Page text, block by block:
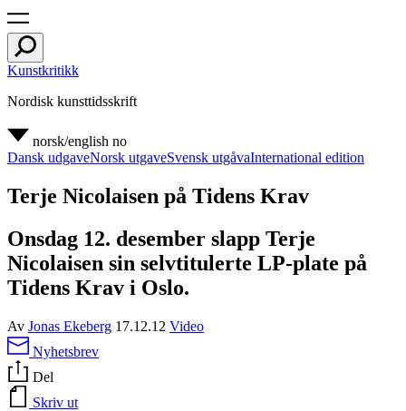
Kunstkritikk
Nordisk kunsttidsskrift
norsk/english no
Dansk udgaveNorsk utgaveSvensk utgåvaInternational edition
Terje Nicolaisen på Tidens Krav
Onsdag 12. desember slapp Terje
Nicolaisen sin selvtitulerte LP-plate på
Tidens Krav i Oslo.
Av Jonas Ekeberg 17.12.12 Video
Nyhetsbrev
Del
Skriv ut